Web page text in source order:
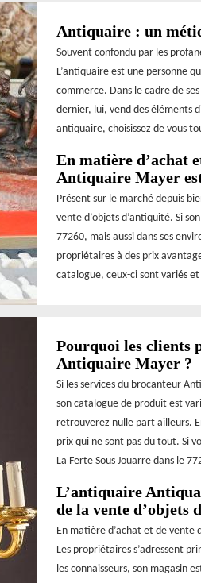
Antiquaire : un
Souvent confondu par les
L’antiquaire est une personne
commerce. Dans le cadre de
dernier, lui, vend des éléments
antiquaire, choisissez de vous
En matière d’achat
Antiquaire Mayer
Présent sur le marché depuis
vente d’objets d’antiquité. Si
77260, mais aussi dans ses
propriétaires à des prix
catalogue, ceux-ci sont variés
Pourquoi les clients
Antiquaire Mayer ?
Si les services du brocanteur
son catalogue de produit est
retrouverez nulle part ailleurs.
prix qui ne sont pas du tout. Si
La Ferte Sous Jouarre dans le
L’antiquaire
de la vente d’objets
En matière d’achat et de vente
Les propriétaires s’adressent
les connaisseurs, son magasin